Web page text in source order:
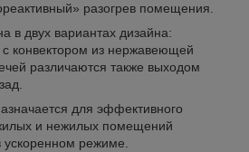
разогрев помещения.
в двух вариантах дизайна:
с конвектором из нержавеющей
различаются также выходом
для эффективного
и нежилых помещений
ускоренном режиме.